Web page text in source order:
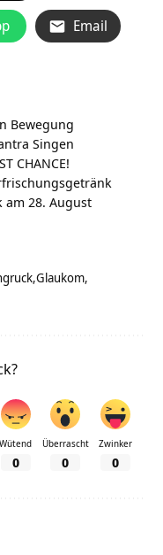
Email
Bewegung
Singen
CHANCE!
am 28. August
Glaukom
Wütend
0
Überrascht
0
Zwinker
0